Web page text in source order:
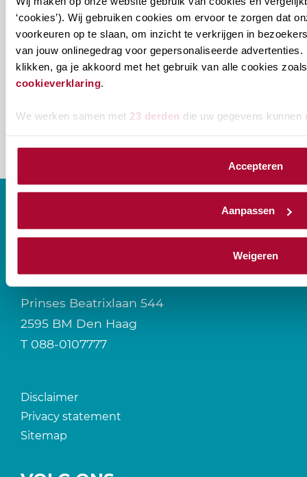
‘cookies’). Wij gebruiken cookies om ervoor te zorgen dat
voorkeuren op te slaan, om inzicht te verkrijgen in
van jouw onlinegedrag voor gepersonaliseerde advertenties.
klikken, ga je akkoord met het gebruik van alle cookies
cookieverklaring.
We werken samen met 23 derden die uw gegevens kunnen
Accepteren
Aanpassen
Weigeren
E-mailadres *
naam@bedrijf.nl
willen
ontvangen?
Prinses Beatrixlaan 544
2595 BM Den Haag
T 088-0107777
Disclaimer
Privacy statement
Sitemap